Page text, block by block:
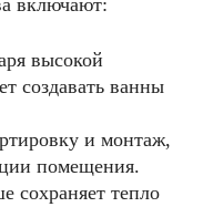
включают:
высокой
создавать ванны
и монтаж,
помещения.
сохраняет тепло